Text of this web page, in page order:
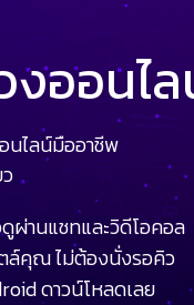
ออนไ
นไลน์มืออาชีพ
านแชทและวิดีโอคอล
ล์คุณ ไม่ต้องนั่งรอคิว
ดาวน์โหลดเลย